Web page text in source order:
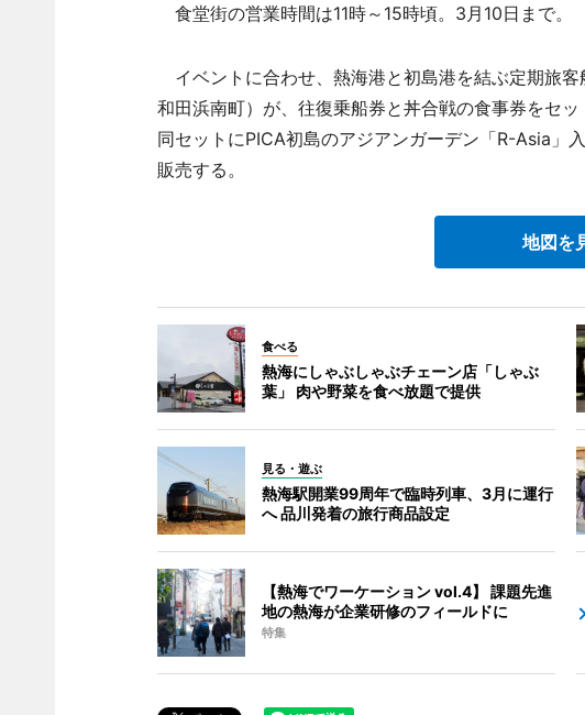
食堂街の営業時間は11時～15時頃。3月10日まで。
イベントに合わせ、熱海港と初島港を結ぶ定期旅
和田浜南町）が、往復乗船券と丼合戦の食事券をセ
同セットにPICA初島のアジアンガーデン「R-Asia」
販売する。
地図を
食べる
熱海にしゃぶしゃぶチェーン店「しゃぶ
葉」 肉や野菜を食べ放題で提供
見る・遊ぶ
熱海駅開業99周年で臨時列車、3月に運行
へ 品川発着の旅行商品設定
【熱海でワーケーション vol.4】 課題先進
地の熱海が企業研修のフィールドに
特集